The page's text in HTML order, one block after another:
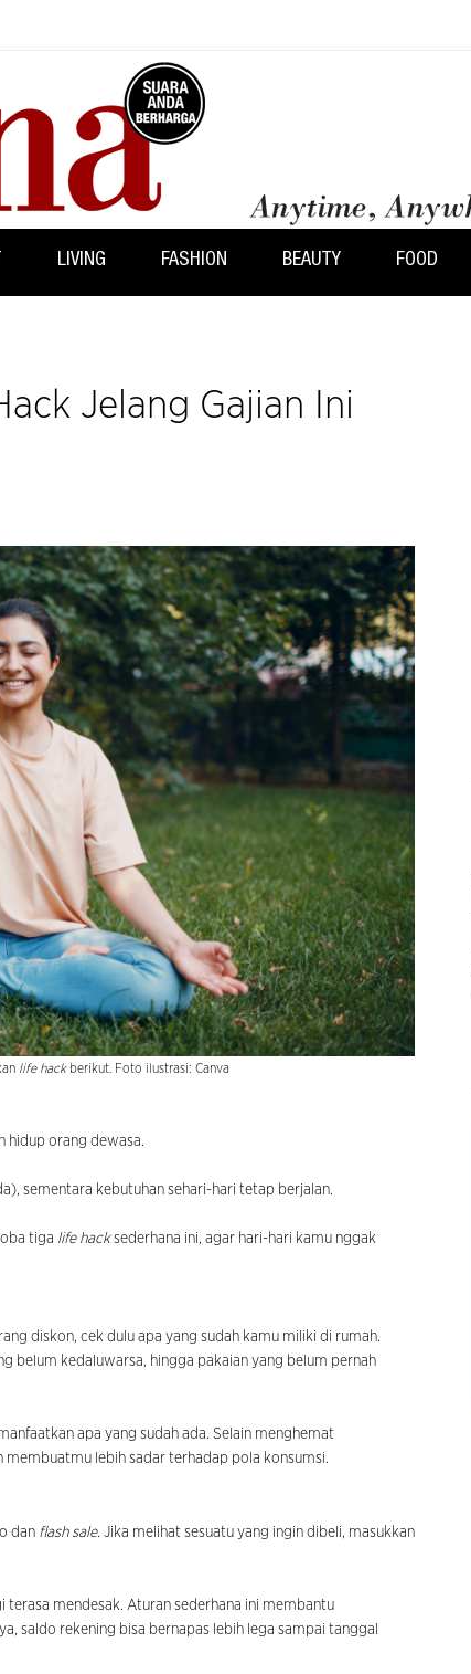
LIVING FASHION BEAUTY FOOD
Jelang Gajian Ini
life hackberikut. Foto ilustrasi: Canva
hidup orang dewasa.
sementara kebutuhan sehari-hari tetap berjalan.
tiga life hacksederhana ini, agar hari-hari kamu nggak
diskon, cek dulu apa yang sudah kamu miliki di rumah.
belum kedaluwarsa, hingga pakaian yang belum pernah
apa yang sudah ada. Selain menghemat
lebih sadar terhadap pola konsumsi.
dan flash sale. Jika melihat sesuatu yang ingin dibeli, masukkan
terasa mendesak. Aturan sederhana ini membantu
saldo rekening bisa bernapas lebih lega sampai tanggal